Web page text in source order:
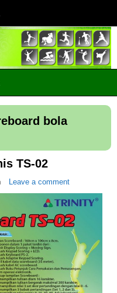
Olahraga Yang
bola
TS-02
Leave a comment